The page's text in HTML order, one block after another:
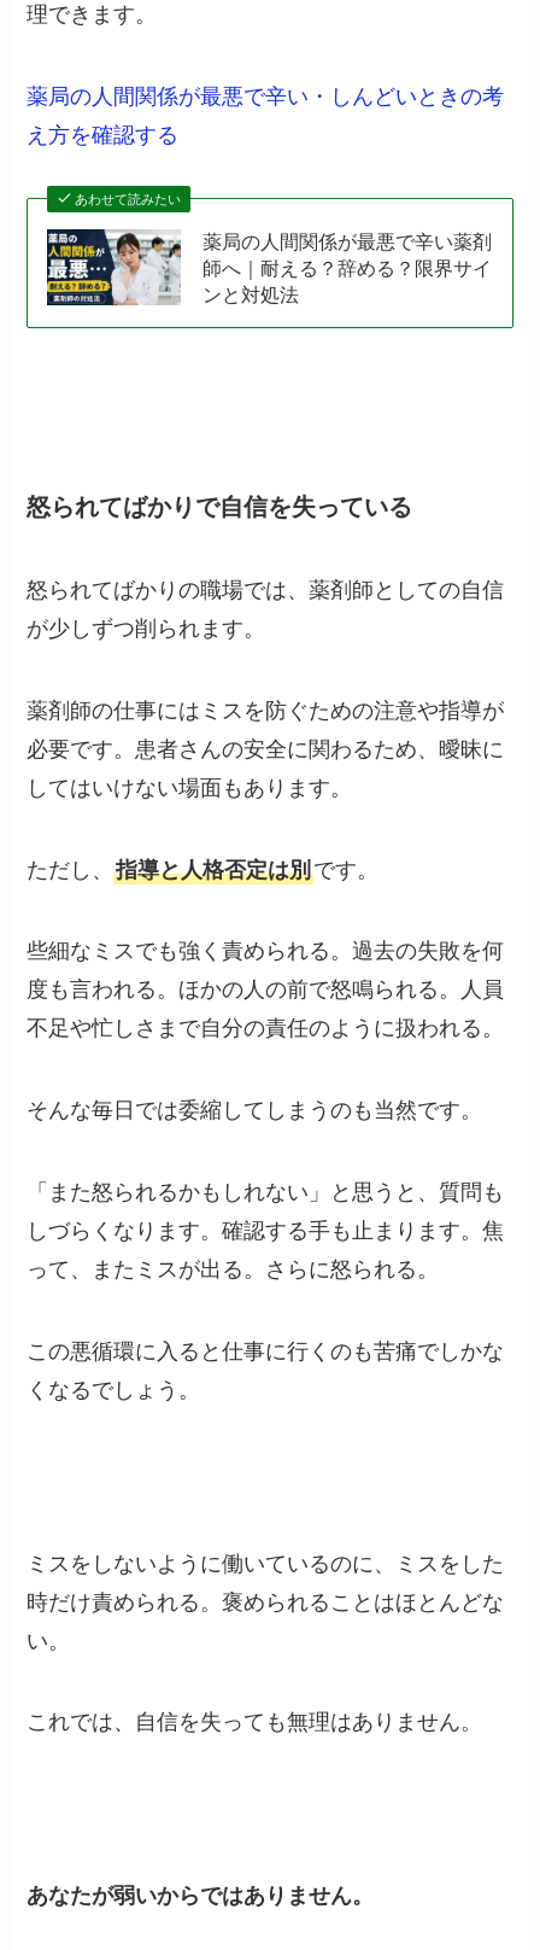
理できます。
薬局の人間関係が最悪で辛い・しんどいときの考
え方を確認する
あわせて読みたい
薬局の人間関係が最悪で辛い薬剤
師へ｜耐える？辞める？限界サイ
ンと対処法
怒られてばかりで自信を失っている
怒られてばかりの職場では、薬剤師としての自信
が少しずつ削られます。
薬剤師の仕事にはミスを防ぐための注意や指導が
必要です。患者さんの安全に関わるため、曖昧に
してはいけない場面もあります。
ただし、指導と人格否定は別です。
些細なミスでも強く責められる。過去の失敗を何
度も言われる。ほかの人の前で怒鳴られる。人員
不足や忙しさまで自分の責任のように扱われる。
そんな毎日では委縮してしまうのも当然です。
「また怒られるかもしれない」と思うと、質問も
しづらくなります。確認する手も止まります。焦
って、またミスが出る。さらに怒られる。
この悪循環に入ると仕事に行くのも苦痛でしかな
くなるでしょう。
ミスをしないように働いているのに、ミスをした
時だけ責められる。褒められることはほとんどな
い。
これでは、自信を失っても無理はありません。
あなたが弱いからではありません。